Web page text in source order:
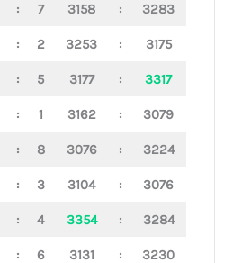
: 7 3158 : 3283
: 2 3253 : 3175
: 5 3177 : 3317
: 1 3162 : 3079
: 8 3076 : 3224
: 3 3104 : 3076
: 4 3354 : 3284
: 6 3131 : 3230